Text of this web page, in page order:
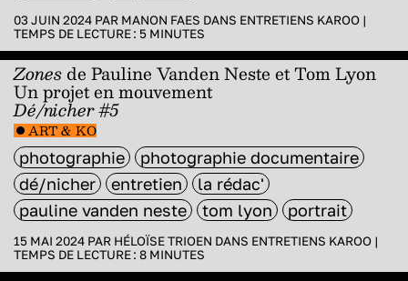
03 JUIN 2024 PAR MANON FAES DANS ENTRETIENS KAROO |
TEMPS DE LECTURE : 5 MINUTES
Zonesde Pauline Vanden Neste et Tom Lyon
Un projet en mouvement
Dé/nicher #5
ART & KO
photographie
photographie documentaire
dé/nicher
entretien
la rédac'
pauline vanden neste
tom lyon portrait
15 MAI 2024 PAR HÉLOÏSE TRIOEN DANS ENTRETIENS KAROO |
TEMPS DE LECTURE : 8 MINUTES